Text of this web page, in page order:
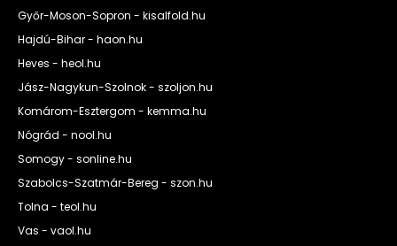
Győr-Moson-Sopron - kisalfold.hu
Hajdú-Bihar - haon.hu
Heves - heol.hu
Jász-Nagykun-Szolnok - szoljon.hu
Komárom-Esztergom - kemma.hu
Nógrád - nool.hu
Somogy - sonline.hu
Szabolcs-Szatmár-Bereg - szon.hu
Tolna - teol.hu
Vas - vaol.hu